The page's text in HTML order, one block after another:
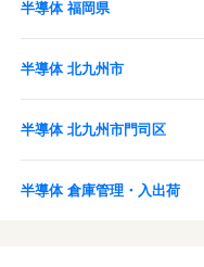
半導体 福岡県
半導体 北九州市
半導体 北九州市門司区
半導体 倉庫管理・入出荷